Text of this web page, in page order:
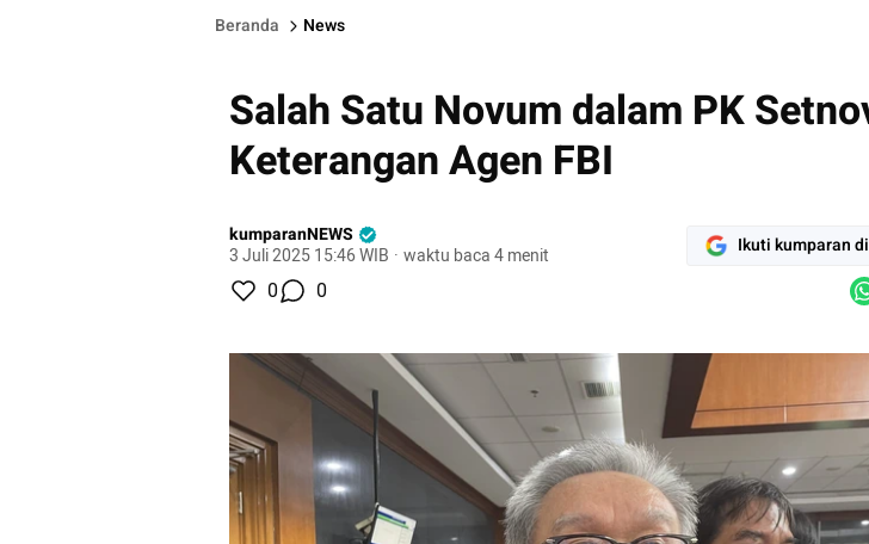
Beranda News
Salah Satu Novum dalam PK
Keterangan Agen FBI
kumparanNEWS
3 Juli 2025 15:46 WIB · waktu baca 4 menit Ikuti kumparan
0 0